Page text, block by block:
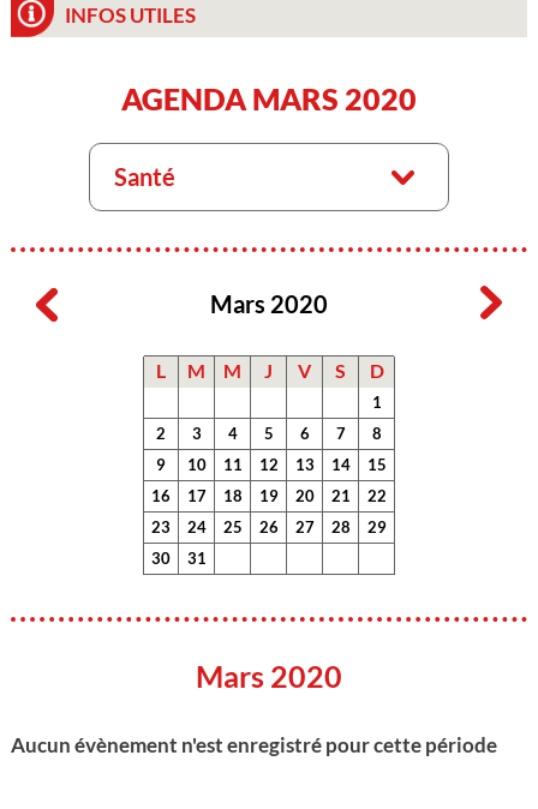
INFOS UTILES
AGENDA MARS 2020
Santé
Mars 2020
L M M J V S D
1
2
3 4 5 6 7
8
9
10 11 12 13 14
15
16
17 18 19 20 21
22
23
24 25 26 27 28
29
30
31
Mars 2020
Aucun évènement n'est enregistré pour cette période